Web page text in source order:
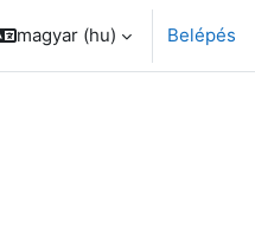
magyar ‎(hu)‎ Belépés